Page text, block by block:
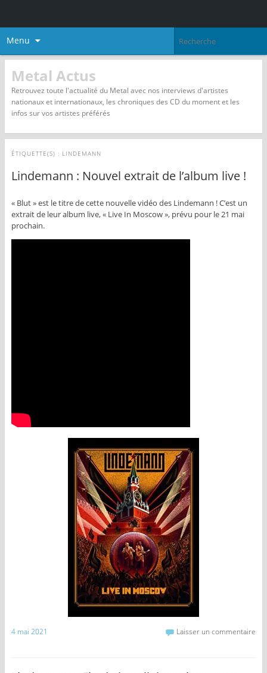
Menu
Metal Actus
Retrouvez toute l'actualité du Metal avec nos interviews d'artistes
nationaux et internationaux, les chroniques des CD du moment et les
infos sur vos artistes préférés
ÉTIQUETTE(S) : LINDEMANN
Lindemann : Nouvel extrait de l’album live !
« Blut » est le titre de cette nouvelle vidéo des Lindemann ! C’est un
extrait de leur album live, « Live In Moscow », prévu pour le 21 mai
prochain.
4 mai 2021 Laisser un commentaire